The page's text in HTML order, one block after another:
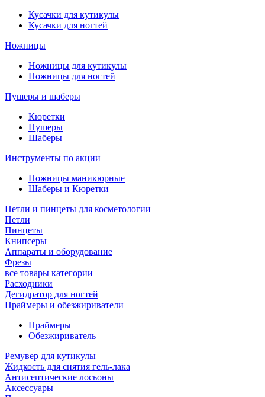
Кусачки для кутикулы
Кусачки для ногтей
Ножницы
Ножницы для кутикулы
Ножницы для ногтей
Пушеры и шаберы
Кюретки
Пушеры
Шаберы
Инструменты по акции
Ножницы маникюрные
Шаберы и Кюретки
Петли и пинцеты для косметологии
Петли
Пинцеты
Книпсеры
Аппараты и оборудование
Фрезы
все товары категории
Расходники
Дегидратор для ногтей
Праймеры и обезжириватели
Праймеры
Обезжириватель
Ремувер для кутикулы
Жидкость для снятия гель-лака
Антисептические лосьоны
Аксессуары